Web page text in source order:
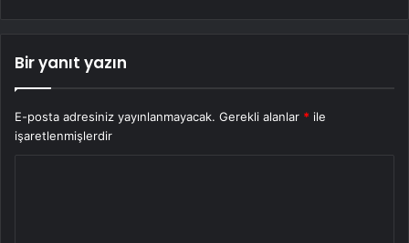
Bir yanıt yazın
E-posta adresiniz yayınlanmayacak. Gerekli alanlar * ile
işaretlenmişlerdir